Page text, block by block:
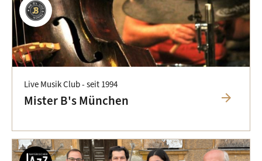
Live Musik Club - seit 1994
Mister B's München arrow_forward